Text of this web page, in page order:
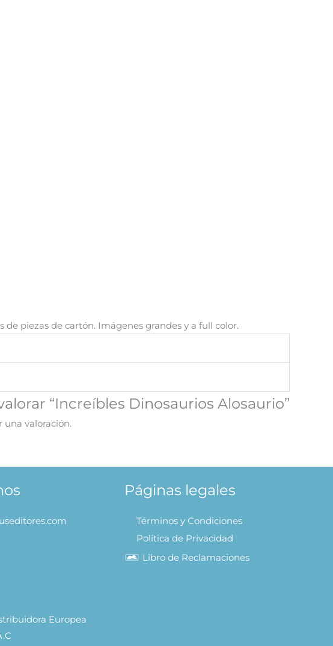
piezas de cartón. Imágenes grandes y a full color.
“Increíbles Dinosaurios Alosaurio”
una valoración.
Europea
Páginas legales
Términos y Condiciones
Política de Privacidad
Libro de Reclamaciones